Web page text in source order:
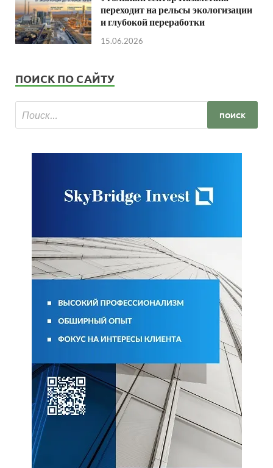
переходит на рельсы экологизации
и глубокой переработки
15.06.2026
ПОИСК ПО САЙТУ